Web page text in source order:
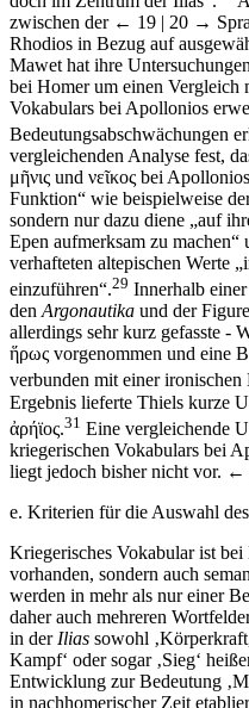
zwischen der ← 19 | 20 →
Rhodios in Bezug auf
Mawet hat ihre
bei Homer um einen Vergleich
Vokabulars bei Apollonios
Bedeutungsabschwächungen
vergleichenden Analyse fest,
μῆνις und νεῖκος bei
Funktion“ wie beispielweise
sondern nur dazu diene „auf
Epen aufmerksam zu
verhafteten altepischen Werte
einzuführen“.29 Innerhalb
denArgonautika und der
allerdings sehr kurz gefasste -
ἥρως vorgenommen und eine
verbunden mit einer ironischen
Ergebnis lieferte Thiels kurze
ἀρήϊος.31 Eine vergleichende
kriegerischen Vokabulars bei
liegt jedoch bisher nicht vor. ←
e. Kriterien für die Auswahl
Kriegerisches Vokabular ist
vorhanden, sondern auch
werden in mehr als nur einer
daher auch mehreren
in der Ilias sowohl
Kampf‘ oder sogar ‚Sieg‘
Entwicklung zur Bedeutung
in nachhomerischer Zeit